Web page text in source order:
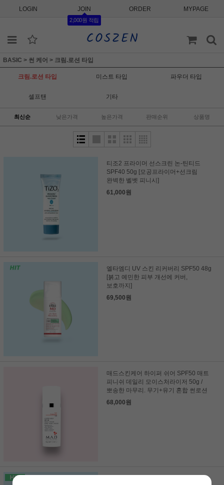
LOGIN JOIN
2,000원 적립
ORDER MYPAGE
BASIC > 썬 케어 > 크림.로션 타입
크림.로션 타입 미스트 타입 파우더 타입
셀프탠 기타
최신순 낮은가격 높은가격 판매순위 상품명
티조2 프라이머 선스크린 논-틴티드
SPF40 50g [모공프라이머+선크림
완벽한 벨벳 피니시]
61,000원
엘타엠디 UV 스킨 리커버리 SPF50 48g
[붉고 예민한 피부 개선에 커버,
보호까지]
69,500원
매드스킨케어 하이퍼 쉬어 SPF50 매트
피니쉬 데일리 모이스처라이저 50g /
뽀송한 마무리. 무기+유기 혼합 썬로션
68,000원